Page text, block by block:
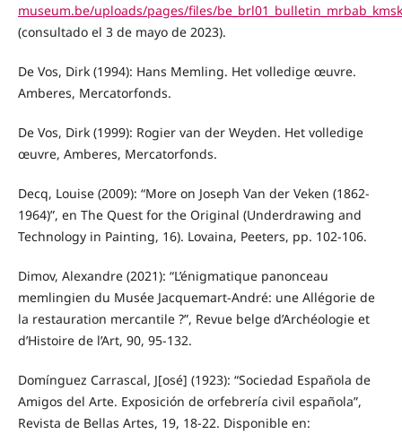
museum.be/uploads/pages/files/
(consultado el 3 de mayo de 2023).
De Vos, Dirk (1994): Hans Memling. Het volledige œuvre.
Amberes, Mercatorfonds.
De Vos, Dirk (1999): Rogier van der Weyden. Het volledige
œuvre, Amberes, Mercatorfonds.
Decq, Louise (2009): “More on Joseph Van der Veken (1862-
1964)”, en The Quest for the Original (Underdrawing and
Technology in Painting, 16). Lovaina, Peeters, pp. 102-106.
Dimov, Alexandre (2021): “L’énigmatique panonceau
memlingien du Musée Jacquemart-André: une Allégorie de
la restauration mercantile ?”, Revue belge d’Archéologie et
d’Histoire de l’Art, 90, 95-132.
Domínguez Carrascal, J[osé] (1923): “Sociedad Española de
Amigos del Arte. Exposición de orfebrería civil española”,
Revista de Bellas Artes, 19, 18-22. Disponible en: